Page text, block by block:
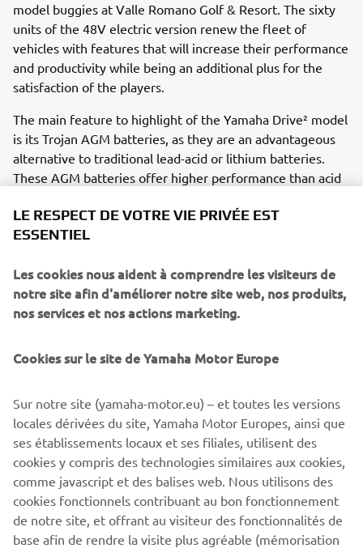
model buggies at Valle Romano Golf & Resort. The sixty
units of the 48V electric version renew the fleet of
vehicles with features that will increase their performance
and productivity while being an additional plus for the
satisfaction of the players.
The main feature to highlight of the Yamaha Drive² model
is its Trojan AGM batteries, as they are an advantageous
alternative to traditional lead-acid or lithium batteries.
These AGM batteries offer higher performance than acid
being a much cheaper alternative to lithium. As if that
were not enough, AGM batteries also offer a five-year
With Yamaha’s YOU Pro Renting, business customers find
all their needs, including service and full risk insurance,
while reducing the accounting and tax burden.
To find out more about Yamaha’s impressive Golf Fleet for
Businesses, view our website.
VIEW THE RANGE
LE RESPECT DE VOTRE VIE PRIVÉE EST
ESSENTIEL
Les cookies nous aident à comprendre les visiteurs de
notre site afin d'améliorer notre site web, nos produits,
nos services et nos actions marketing.
Cookies sur le site de Yamaha Motor Europe
Sur notre site (yamaha-motor.eu) – et toutes les versions
locales dérivées du site, Yamaha Motor Europes, ainsi que
ses établissements locaux et ses filiales, utilisent des
cookies y compris des technologies similaires aux cookies,
comme javascript et des balises web. Nous utilisons des
cookies fonctionnels contribuant au bon fonctionnement
de notre site, et offrant au visiteur des fonctionnalités de
base afin de rendre la visite plus agréable (mémorisation